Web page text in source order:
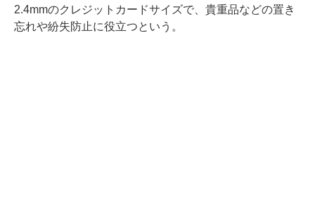
2.4mmのクレジットカードサイズで、貴重品などの置き
忘れや紛失防止に役立つという。